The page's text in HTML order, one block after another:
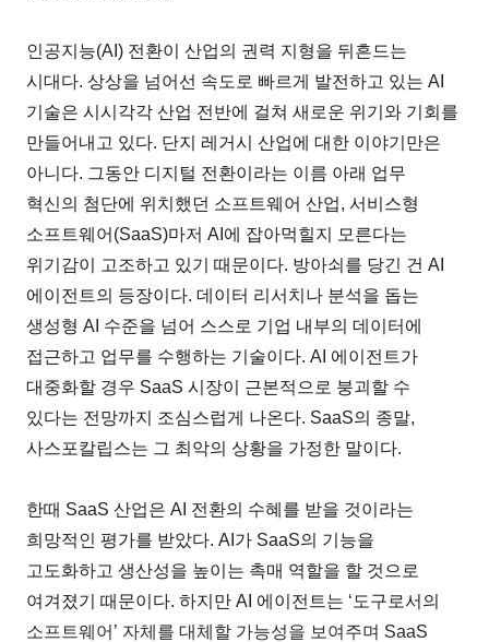
인공지능(AI) 전환이 산업의 권력 지형을 뒤흔드는
시대다. 상상을 넘어선 속도로 빠르게 발전하고 있는 AI
기술은 시시각각 산업 전반에 걸쳐 새로운 위기와 기회를
만들어내고 있다. 단지 레거시 산업에 대한 이야기만은
아니다. 그동안 디지털 전환이라는 이름 아래 업무
혁신의 첨단에 위치했던 소프트웨어 산업, 서비스형
소프트웨어(SaaS)마저 AI에 잡아먹힐지 모른다는
위기감이 고조하고 있기 때문이다. 방아쇠를 당긴 건 AI
에이전트의 등장이다. 데이터 리서치나 분석을 돕는
생성형 AI 수준을 넘어 스스로 기업 내부의 데이터에
접근하고 업무를 수행하는 기술이다. AI 에이전트가
대중화할 경우 SaaS 시장이 근본적으로 붕괴할 수
있다는 전망까지 조심스럽게 나온다. SaaS의 종말,
사스포칼립스는 그 최악의 상황을 가정한 말이다.
한때 SaaS 산업은 AI 전환의 수혜를 받을 것이라는
희망적인 평가를 받았다. AI가 SaaS의 기능을
고도화하고 생산성을 높이는 촉매 역할을 할 것으로
여겨졌기 때문이다. 하지만 AI 에이전트는 ‘도구로서의
소프트웨어’ 자체를 대체할 가능성을 보여주며 SaaS